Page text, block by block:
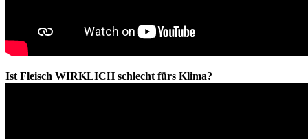
Ist Fleisch WIRKLICH schlecht fürs Klima?